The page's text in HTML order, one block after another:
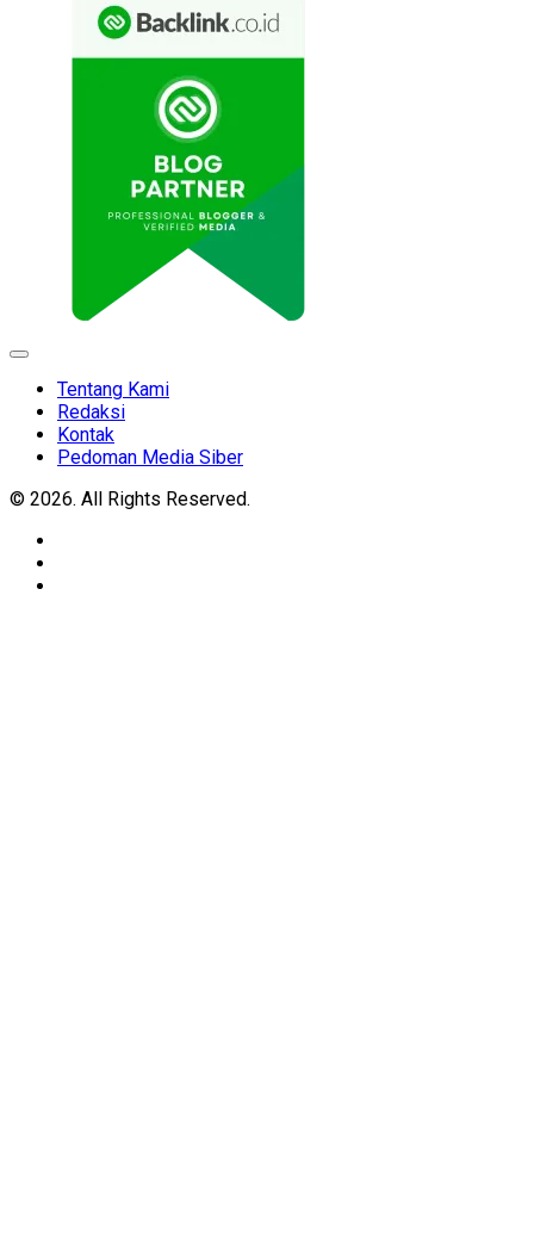
Expand
Tentang Kami
Redaksi
Kontak
Pedoman Media Siber
© 2026. All Rights Reserved.